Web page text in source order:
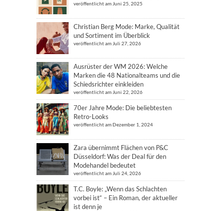
veröffentlicht am Juni 25, 2025
Christian Berg Mode: Marke, Qualität
und Sortiment im Überblick
veröffentlicht am Juli 27, 2026
Ausrüster der WM 2026: Welche
Marken die 48 Nationalteams und die
Schiedsrichter einkleiden
veröffentlicht am Juni 22, 2026
70er Jahre Mode: Die beliebtesten
Retro-Looks
veröffentlicht am Dezember 1, 2024
Zara übernimmt Flächen von P&C
Düsseldorf: Was der Deal für den
Modehandel bedeutet
veröffentlicht am Juli 24, 2026
T.C. Boyle: „Wenn das Schlachten
vorbei ist“ – Ein Roman, der aktueller
ist denn je